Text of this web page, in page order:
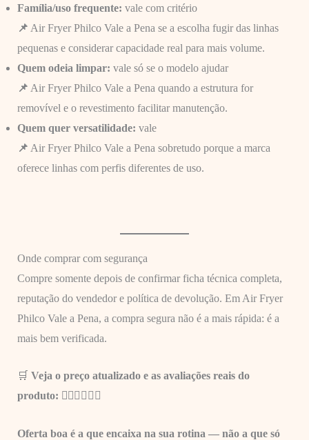
Família/uso frequente: vale com critério
📌 Air Fryer Philco Vale a Pena se a escolha fugir das linhas
pequenas e considerar capacidade real para mais volume.
Quem odeia limpar: vale só se o modelo ajudar
📌 Air Fryer Philco Vale a Pena quando a estrutura for
removível e o revestimento facilitar manutenção.
Quem quer versatilidade: vale
📌 Air Fryer Philco Vale a Pena sobretudo porque a marca
oferece linhas com perfis diferentes de uso.
Onde comprar com segurança
Compre somente depois de confirmar ficha técnica completa,
reputação do vendedor e política de devolução. Em Air Fryer
Philco Vale a Pena, a compra segura não é a mais rápida: é a
mais bem verificada.
🛒 Veja o preço atualizado e as avaliações reais do
produto: 👇🏼 👇🏼👇🏼
Oferta boa é a que encaixa na sua rotina — não a que só